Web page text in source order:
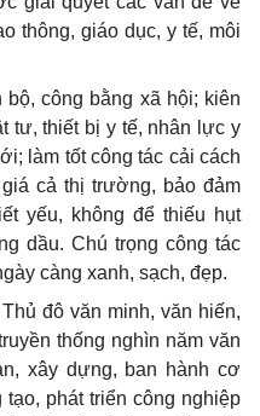
thông, giáo dục, y tế, môi
công bằng xã hội; kiên
tư, thiết bị y tế, nhân lực y
làm tốt công tác cải cách
cả thị trường, bảo đảm
yếu, không để thiếu hụt
dầu. Chú trọng công tác
càng xanh, sạch, đẹp.
đô văn minh, văn hiến,
thống nghìn năm văn
xây dựng, ban hành cơ
phát triển công nghiệp